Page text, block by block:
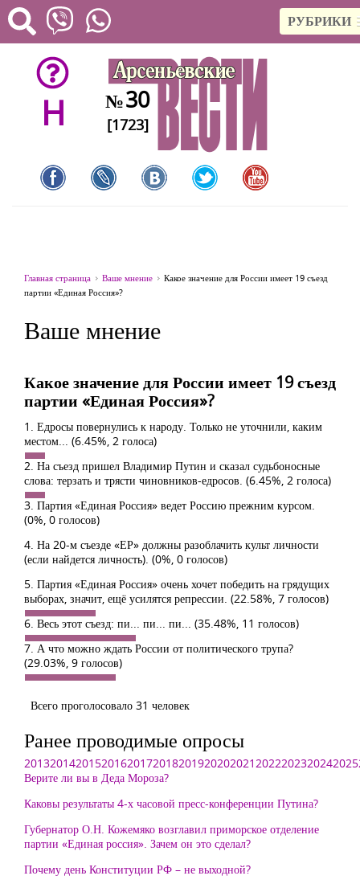
РУБРИКИ
H №30
[1723]
Главная страница Ваше мнение
Какое значение для России имеет 19 съезд
партии «Единая Россия»?
Ваше мнение
Какое значение для России имеет 19 съезд
партии «Единая Россия»?
1. Едросы повернулись к народу. Только не уточнили, каким
местом... (6.45%, 2 голоса)
2. На съезд пришел Владимир Путин и сказал судьбоносные
слова: терзать и трясти чиновников-едросов. (6.45%, 2 голоса)
3. Партия «Единая Россия» ведет Россию прежним курсом.
(0%, 0 голосов)
4. На 20-м съезде «ЕР» должны разоблачить культ личности
(если найдется личность). (0%, 0 голосов)
5. Партия «Единая Россия» очень хочет победить на грядущих
выборах, значит, ещё усилятся репрессии. (22.58%, 7 голосов)
6. Весь этот съезд: пи... пи... пи... (35.48%, 11 голосов)
7. А что можно ждать России от политического трупа?
(29.03%, 9 голосов)
Всего проголосовало 31 человек
Ранее проводимые опросы
2013201420152016201720182019202020212022202320242025
Верите ли вы в Деда Мороза?
Каковы результаты 4-х часовой пресс-конференции Путина?
Губернатор О.Н. Кожемяко возглавил приморское отделение
партии «Единая россия». Зачем он это сделал?
Почему день Конституции РФ – не выходной?